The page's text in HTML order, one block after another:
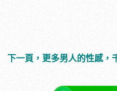
下一頁，更多男人的性感，